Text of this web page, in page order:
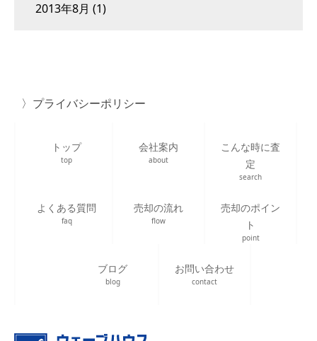
2013年8月 (1)
プライバシーポリシー
トップ
top
会社案内
about
こんな時に査
定
search
よくある質問
faq
売却の流れ
flow
売却のポイン
ト
point
ブログ
blog
お問い合わせ
contact